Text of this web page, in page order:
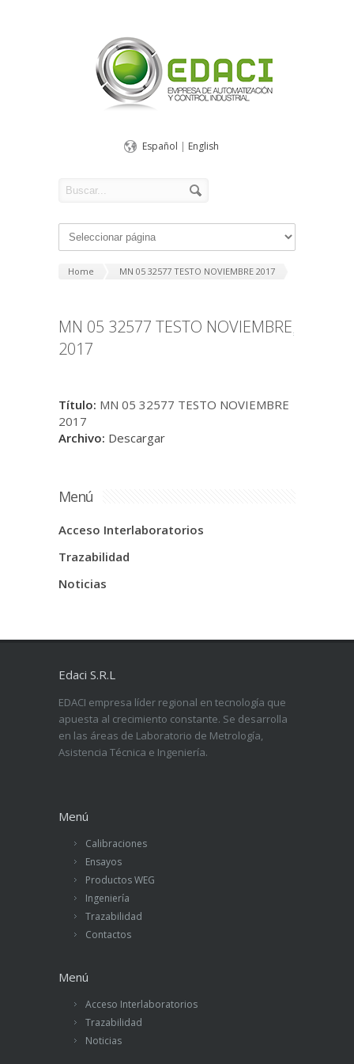
Español | English
Home MN 05 32577 TESTO NOVIEMBRE 2017
MN 05 32577 TESTO NOVIEMBRE
2017
Título: MN 05 32577 TESTO NOVIEMBRE
2017
Archivo: Descargar
Menú
Acceso Interlaboratorios
Trazabilidad
Noticias
Edaci S.R.L
EDACI empresa líder regional en tecnología que
apuesta al crecimiento constante. Se desarrolla
en las áreas de Laboratorio de Metrología,
Asistencia Técnica e Ingeniería.
Menú
Calibraciones
Ensayos
Productos WEG
Ingeniería
Trazabilidad
Contactos
Menú
Acceso Interlaboratorios
Trazabilidad
Noticias